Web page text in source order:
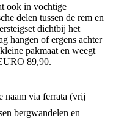
ook in vochtige
delen tussen de rem en
dichtbij het
hangen of ergens achter
pakmaat en weegt
89,90.
naam via ferrata (vrij
bergwandelen en